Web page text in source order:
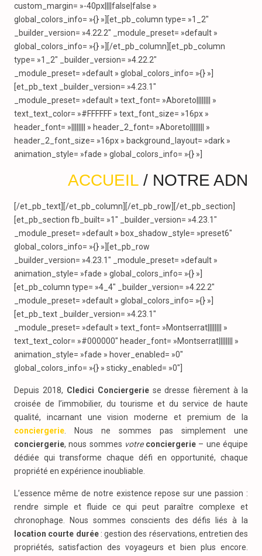
custom_margin= »-40px||||false|false »
global_colors_info= »{} »][et_pb_column type= »1_2″
_builder_version= »4.22.2″ _module_preset= »default »
global_colors_info= »{} »][/et_pb_column][et_pb_column
type= »1_2″ _builder_version= »4.22.2″
_module_preset= »default » global_colors_info= »{} »]
[et_pb_text _builder_version= »4.23.1″
_module_preset= »default » text_font= »Aboreto|||||||| »
text_text_color= »#FFFFFF » text_font_size= »16px »
header_font= »|||||||| » header_2_font= »Aboreto|||||||| »
header_2_font_size= »16px » background_layout= »dark »
animation_style= »fade » global_colors_info= »{} »]
ACCUEIL / NOTRE ADN
[/et_pb_text][/et_pb_column][/et_pb_row][/et_pb_section]
[et_pb_section fb_built= »1″ _builder_version= »4.23.1″
_module_preset= »default » box_shadow_style= »preset6″
global_colors_info= »{} »][et_pb_row
_builder_version= »4.23.1″ _module_preset= »default »
animation_style= »fade » global_colors_info= »{} »]
[et_pb_column type= »4_4″ _builder_version= »4.22.2″
_module_preset= »default » global_colors_info= »{} »]
[et_pb_text _builder_version= »4.23.1″
_module_preset= »default » text_font= »Montserrat|||||||| »
text_text_color= »#000000″ header_font= »Montserrat|||||||| »
animation_style= »fade » hover_enabled= »0″
global_colors_info= »{} » sticky_enabled= »0″]
Depuis 2018, Cledici Conciergeriese dresse fièrement à la
croisée de l’immobilier, du tourisme et du service de haute
qualité, incarnant une vision moderne et premium de la
conciergerie . Nous ne sommes pas simplement une
conciergerie, nous sommes votreconciergerie – une équipe
dédiée qui transforme chaque défi en opportunité, chaque
propriété en expérience inoubliable.
L’essence même de notre existence repose sur une passion :
rendre simple et fluide ce qui peut paraître complexe et
chronophage. Nous sommes conscients des défis liés à la
location courte durée: gestion des réservations, entretien des
propriétés, satisfaction des voyageurs et bien plus encore.